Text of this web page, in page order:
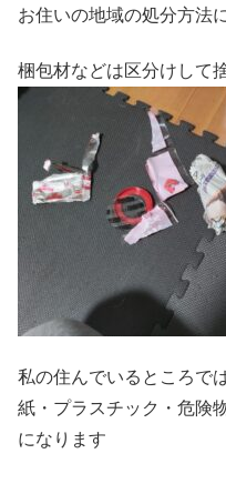
お住いの地域の処分方法
梱包材などは区分けして
私の住んでいるところで
紙・プラスチック・危険
になります